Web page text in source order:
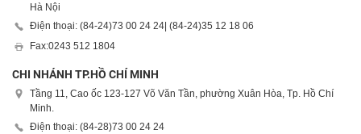
Hà Nội
Điện thoại: (84-24)73 00 24 24 | (84-24)35 12 18 06
Fax:0243 512 1804
CHI NHÁNH TP.HỒ CHÍ MINH
Tầng 11, Cao ốc 123-127 Võ Văn Tần, phường Xuân Hòa, Tp. Hồ Chí
Minh.
Điện thoại: (84-28)73 00 24 24